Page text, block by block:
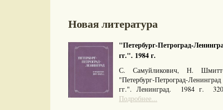
Новая литература
"Петербург-Петроград-
гг.". 1984 г.
С. Самуйликович, Н.
"Петербург-Петроград-
гг.". Ленинград. 1984 г.
Подробнее...